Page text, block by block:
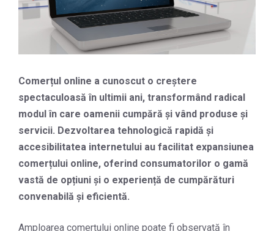
Comerțul online a cunoscut o creștere
spectaculoasă în ultimii ani, transformând radical
modul în care oamenii cumpără și vând produse și
servicii. Dezvoltarea tehnologică rapidă și
accesibilitatea internetului au facilitat expansiunea
comerțului online, oferind consumatorilor o gamă
vastă de opțiuni și o experiență de cumpărături
convenabilă și eficientă.
Amploarea comerțului online poate fi observată în